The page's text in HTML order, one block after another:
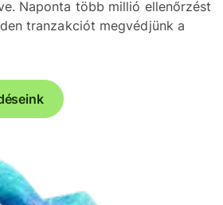
Naponta több millió ellenőrzést
tranzakciót megvédjünk a